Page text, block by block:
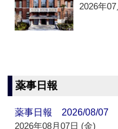
2026年
薬事日報
薬事日報 2026/08/07
2026年08月07日 (金)